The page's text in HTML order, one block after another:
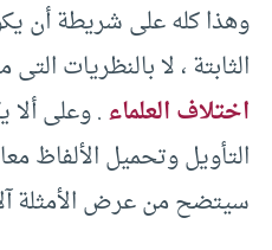
وهذا كله على شريطة أن
الثابتة ، لا بالنظريات
اختلاف العلماء.‏ وعلى
التأويل وتحميل الألفاظ
سيتضح من عرض الأمثلة